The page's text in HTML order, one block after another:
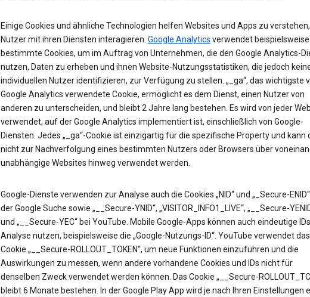
Einige Cookies und ähnliche Technologien helfen Websites und Apps zu
Nutzer mit ihren Diensten interagieren. Google Analytics verwendet beispielsweise
bestimmte Cookies, um im Auftrag von Unternehmen, die den Google Analytics-
nutzen, Daten zu erheben und ihnen Website-Nutzungsstatistiken, die jedoch
individuellen Nutzer identifizieren, zur Verfügung zu stellen. „_ga“, das wichtigste
Google Analytics verwendete Cookie, ermöglicht es dem Dienst, einen Nutzer von
anderen zu unterscheiden, und bleibt 2 Jahre lang bestehen. Es wird von jeder
verwendet, auf der Google Analytics implementiert ist, einschließlich von Google-
Diensten. Jedes „_ga“-Cookie ist einzigartig für die spezifische Property und kann
nicht zur Nachverfolgung eines bestimmten Nutzers oder Browsers über
unabhängige Websites hinweg verwendet werden.
Google-Dienste verwenden zur Analyse auch die Cookies „NID“ und „_Secure-
der Google Suche sowie „__Secure-YNID“, „VISITOR_INFO1_LIVE“, „__Secure-
und „__Secure-YEC“ bei YouTube. Mobile Google-Apps können auch eindeutige
Analyse nutzen, beispielsweise die „Google-Nutzungs-ID“. YouTube verwendet das
Cookie „__Secure-ROLLOUT_TOKEN“, um neue Funktionen einzuführen und die
Auswirkungen zu messen, wenn andere vorhandene Cookies und IDs nicht für
denselben Zweck verwendet werden können. Das Cookie „__Secure-
bleibt 6 Monate bestehen. In der Google Play App wird je nach Ihren Einstellungen